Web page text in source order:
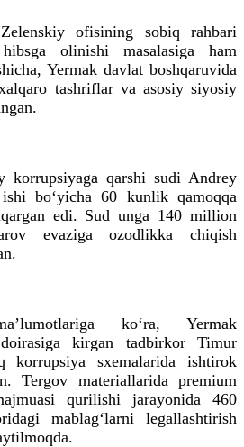
ofisining sobiq rahbari
olinishi masalasiga ham
Yermak davlat boshqaruvida
tashriflar va asosiy siyosiy
korrupsiyaga qarshi sudi Andrey
bo‘yicha 60 kunlik qamoqqa
edi. Sud unga 140 million
evaziga ozodlikka chiqish
ko‘ra, Yermak
kirgan tadbirkor Timur
korrupsiya sxemalarida ishtirok
Tergov materiallarida premium
qurilishi jarayonida 460
mablag‘larni legallashtirish